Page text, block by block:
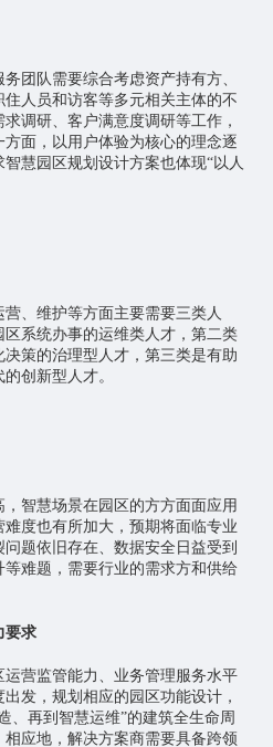
团队需要综合考虑资产持有方、
人员和访客等多元相关主体的不
调研、客户满意度调研等工作，
面，以用户体验为核心的理念逐
慧园区规划设计方案也体现“以人
、维护等方面主要需要三类人
系统办事的运维类人才，第二类
策的治理型人才，第三类是有助
创新型人才。
智慧场景在园区的方方面面应用
度也有所加大，预期将面临专业
题依旧存在、数据安全日益受到
难题，需要行业的需求方和供给
要求
营监管能力、业务管理服务水平
发，规划相应的园区功能设计，
、再到智慧运维”的建筑全生命周
应地，解决方案商需要具备跨领